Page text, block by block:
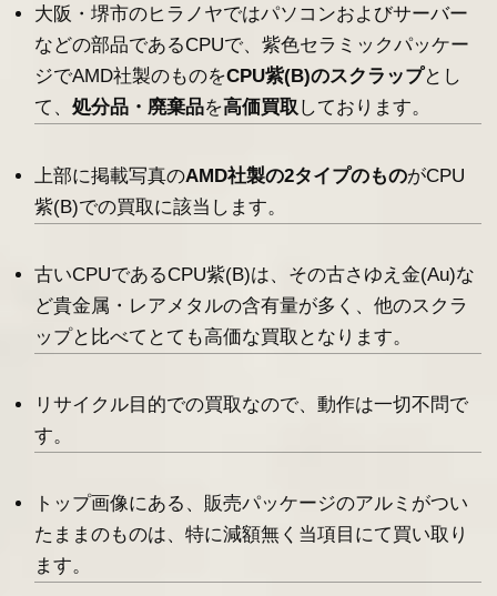
大阪・堺市のヒラノヤではパソコンおよびサーバー
などの部品であるCPUで、紫色セラミックパッケー
ジでAMD社製のものをCPU紫(B)のスクラップとし
て、処分品・廃棄品を高価買取 しております。
上部に掲載写真のAMD社製の2タイプのものがCPU
紫(B)での買取に該当します。
古いCPUであるCPU紫(B)は、その古さゆえ金(Au)な
ど貴金属・レアメタルの含有量が多く、他のスクラ
ップと比べてとても高価な買取となります。
リサイクル目的での買取なので、動作は一切不問で
す。
トップ画像にある、販売パッケージのアルミがつい
たままのものは、特に減額無く当項目にて買い取り
ます。